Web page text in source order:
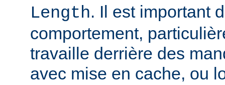
Length. Il est important
comportement,
travaille derrière des
avec mise en cache, ou